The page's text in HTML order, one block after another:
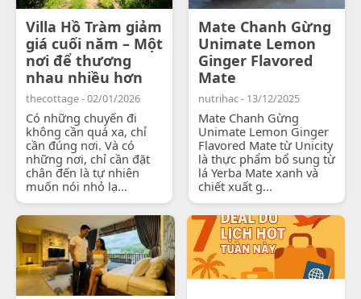
Villa Hồ Tràm giảm
giá cuối năm – Một
nơi để thương
nhau nhiều hơn
thecottage - 02/01/2026
Có những chuyến đi
không cần quá xa, chỉ
cần đúng nơi. Và có
những nơi, chỉ cần đặt
chân đến là tự nhiên
muốn nói nhỏ lạ...
Mate Chanh Gừng
Unimate Lemon
Ginger Flavored
Mate
nutrihac - 13/12/2025
Mate Chanh Gừng
Unimate Lemon Ginger
Flavored Mate từ Unicity
là thực phẩm bổ sung từ
lá Yerba Mate xanh và
chiết xuất g...